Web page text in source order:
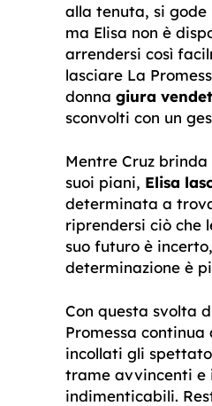
alla tenuta, si
ma Elisa non è
arrendersi così
lasciare La
donna giura
sconvolti con un
Mentre Cruz brinda
suoi piani, Elisa
determinata a
riprendersi ciò che
suo futuro è
determinazione è
Con questa svolta
Promessa continua
incollati gli
trame avvincenti e
indimenticabili.